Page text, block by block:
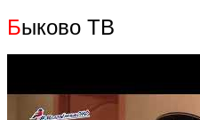
Быково ТВ